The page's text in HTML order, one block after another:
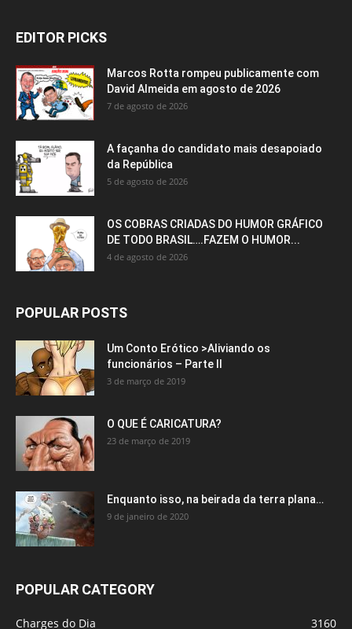
EDITOR PICKS
Marcos Rotta rompeu publicamente com
David Almeida em agosto de 2026
7 de agosto de 2026
A façanha do candidato mais desapoiado
da República
5 de agosto de 2026
OS COBRAS CRIADAS DO HUMOR GRÁFICO
DE TODO BRASIL….FAZEM O HUMOR...
4 de agosto de 2026
POPULAR POSTS
Um Conto Erótico >Aliviando os
funcionários – Parte II
3 de março de 2019
O QUE É CARICATURA?
23 de março de 2019
Enquanto isso, na beirada da terra plana…
9 de janeiro de 2020
POPULAR CATEGORY
Charges do Dia
3160